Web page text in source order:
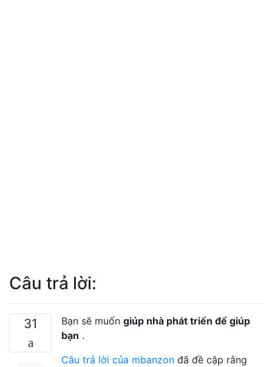
Câu trả lời:
31 Bạn sẽ muốn giúp nhà phát triển để giúp
bạn .
Câu trả lời của mbanzon đã đề cập rằng